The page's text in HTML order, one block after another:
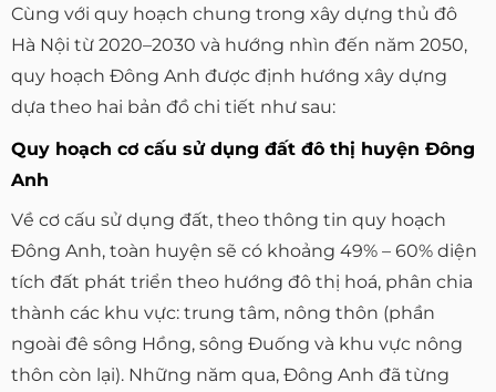
Cùng với quy hoạch chung trong xây dựng thủ đô
Hà Nội từ 2020–2030 và hướng nhìn đến năm 2050,
quy hoạch Đông Anh được định hướng xây dựng
dựa theo hai bản đồ chi tiết như sau:
Quy hoạch cơ cấu sử dụng đất đô thị huyện Đông
Anh
Về cơ cấu sử dụng đất, theo thông tin quy hoạch
Đông Anh, toàn huyện sẽ có khoảng 49% – 60% diện
tích đất phát triển theo hướng đô thị hoá, phân chia
thành các khu vực: trung tâm, nông thôn (phần
ngoài đê sông Hồng, sông Đuống và khu vực nông
thôn còn lại). Những năm qua, Đông Anh đã từng